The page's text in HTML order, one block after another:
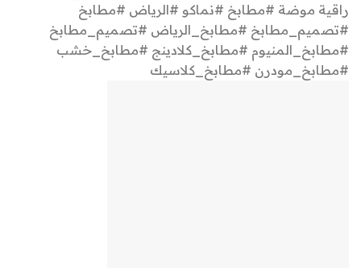
راقية موضة #مطابخ #نماكو #الرياض #مطابخ
#تصميم_مطابخ #مطابخ_الرياض #تصميم_مطابخ
#مطابخ_المنيوم #مطابخ_كلادينج #مطابخ_خشب
#مطابخ_مودرن #مطابخ_كلاسيك